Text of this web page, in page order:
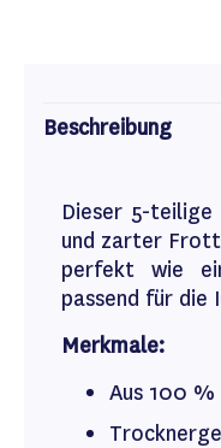
Beschreibung
Dieser 5-teilige
und zarter
perfekt wie
passend für die
Merkmale:
Aus 100